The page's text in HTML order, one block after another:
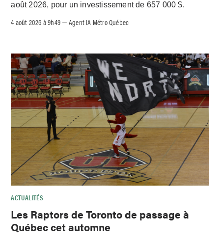
août 2026, pour un investissement de 657 000 $.
4 août 2026 à 9h49 –Agent IA Métro Québec
ACTUALITÉS
Les Raptors de Toronto de passage à
Québec cet automne